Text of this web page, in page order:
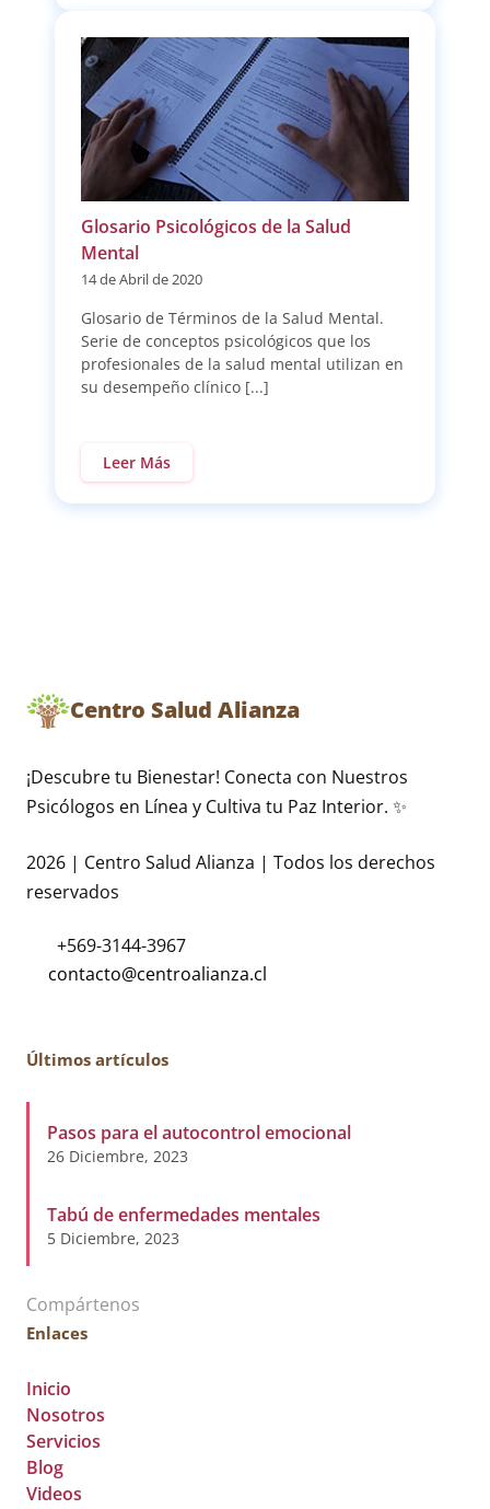
Glosario Psicológicos de la Salud
Mental
14 de Abril de 2020
Glosario de Términos de la Salud Mental.
Serie de conceptos psicológicos que los
profesionales de la salud mental utilizan en
su desempeño clínico [...]
Leer Más
Centro Salud Alianza
¡Descubre tu Bienestar! Conecta con Nuestros
Psicólogos en Línea y Cultiva tu Paz Interior. ✨
2026 | Centro Salud Alianza | Todos los derechos
reservados
+569-3144-3967
Últimos artículos
Pasos para el autocontrol emocional
26 Diciembre, 2023
Tabú de enfermedades mentales
5 Diciembre, 2023
Compártenos
Enlaces
Inicio
Nosotros
Servicios
Blog
Videos